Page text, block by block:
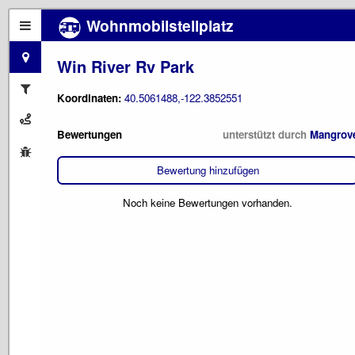
Wohnmobilstellplatz
Win River Rv Park
Koordinaten: 40.5061488,-122.3852551
Bewertungen unterstützt durch
Bewertung hinzufügen
Noch keine Bewertungen vorhanden.